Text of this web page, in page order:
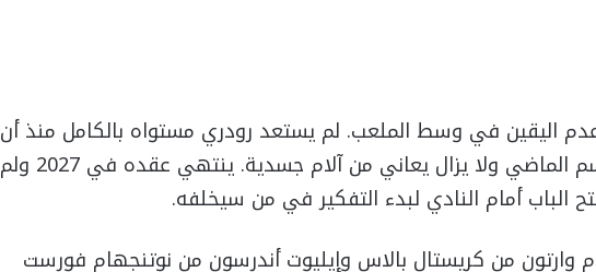
اليقين في وسط الملعب. لم يستعد رودري مستواه بالكامل منذ أن
تعرض لإصابة خطيرة في الموسم الماضي ولا يزال يعاني من آلام جسدية. ينتهي عقده في 2027 ولم
الباب أمام النادي لبدء التفكير في من سيخلفه.
وارتون من كريستال بالاس وإيليوت أندرسون من نوتنجهام فورست